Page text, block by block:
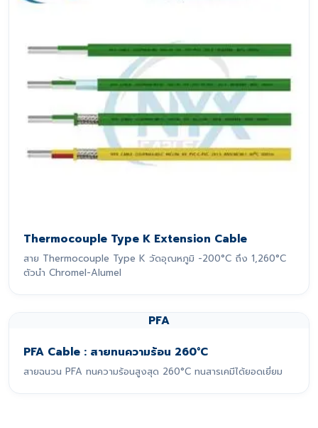
Thermocouple Type K Extension Cable
สาย Thermocouple Type K วัดอุณหภูมิ -200°C ถึง 1,260°C
ตัวนำ Chromel-Alumel
PFA
PFA Cable : สายทนความร้อน 260°C
สายฉนวน PFA ทนความร้อนสูงสุด 260°C ทนสารเคมีได้ยอดเยี่ยม